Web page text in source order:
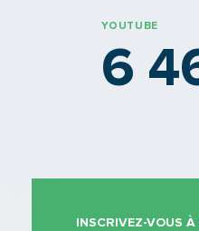
YOUTUBE
6
INSCRIVEZ-VOUS